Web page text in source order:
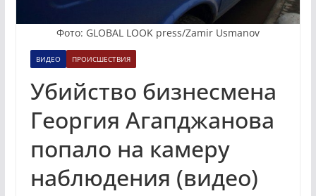
Фото: GLOBAL LOOK press/Zamir Usmanov
ВИДЕО ПРОИСШЕСТВИЯ
Убийство бизнесмена
Георгия Агапджанова
попало на камеру
наблюдения (видео)